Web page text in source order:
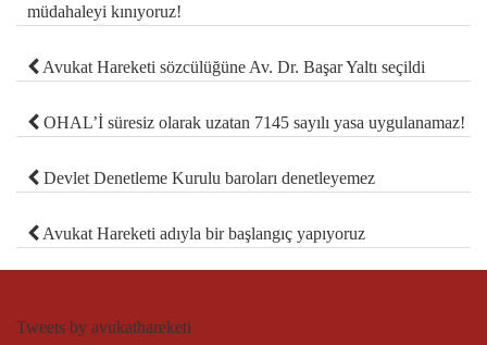
müdahaleyi kınıyoruz!
Avukat Hareketi sözcülüğüne Av. Dr. Başar Yaltı seçildi
OHAL’İ süresiz olarak uzatan 7145 sayılı yasa uygulanamaz!
Devlet Denetleme Kurulu baroları denetleyemez
Avukat Hareketi adıyla bir başlangıç yapıyoruz
Tweets by avukathareketi